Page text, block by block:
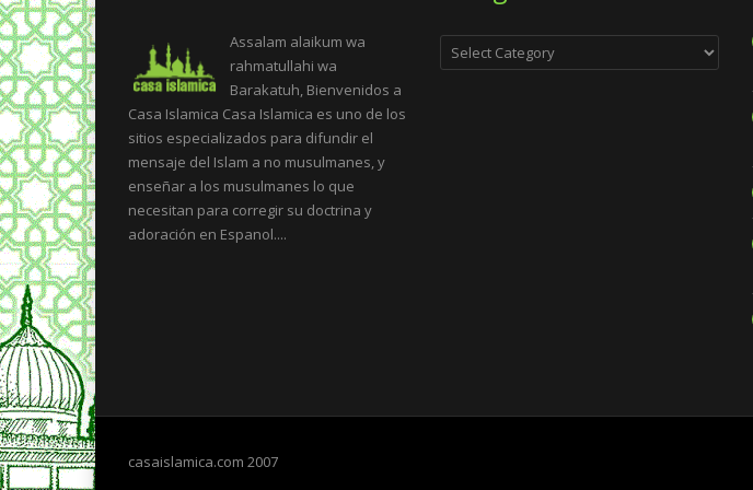
Assalam alaikum wa
rahmatullahi wa
Barakatuh, Bienvenidos a
Casa Islamica Casa Islamica es uno de los
sitios especializados para difundir el
mensaje del Islam a no musulmanes, y
enseñar a los musulmanes lo que
necesitan para corregir su doctrina y
adoración en Espanol....
Categories
casaislamica.com 2007